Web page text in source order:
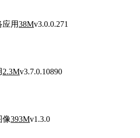
应用38Mv3.0.0.271
2.3Mv3.7.0.10890
像393Mv1.3.0